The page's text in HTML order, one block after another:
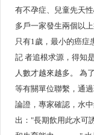
有不孕症、兒童先天
多戶一家發生兩個以
只有1歲，最小的癌症
記 者追根求源，得知
人數才越來越多。 為
等有關單位聯繫，通
論證，專家確認，水
出："長期飲用此水可